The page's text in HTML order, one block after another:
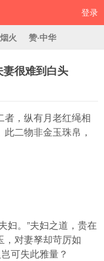
火 赞·中华
登录
很难到白头
者，纵有月老红绳相
二物非金玉珠帛，
妇。”夫妇之道，贵在
，对妻孥却苛厉如
可失此雅量？